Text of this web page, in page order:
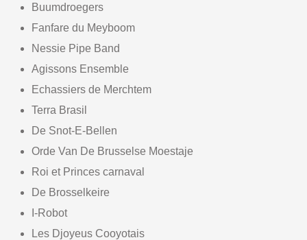
Buumdroegers
Fanfare du Meyboom
Nessie Pipe Band
Agissons Ensemble
Echassiers de Merchtem
Terra Brasil
De Snot-E-Bellen
Orde Van De Brusselse Moestaje
Roi et Princes carnaval
De Brosselkeire
I-Robot
Les Djoyeus Cooyotais